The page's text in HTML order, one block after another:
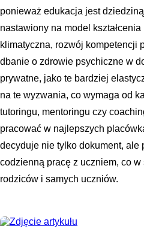
ponieważ edukacja jest
nastawiony na model
klimatyczna, rozwój kompetencji
dbanie o zdrowie psychiczne w
prywatne, jako te bardziej
na te wyzwania, co wymaga od
tutoringu, mentoringu czy
pracować w najlepszych
decyduje nie tylko dokument, ale
codzienną pracę z uczniem, co
rodziców i samych uczniów.